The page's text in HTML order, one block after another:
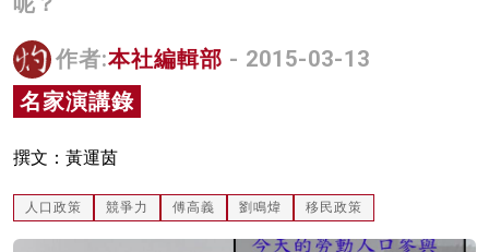
灼見活動
關於我們
作者:本社編輯部 - 2015-03-13
名家演講錄
撰文：黃運茵
人口政策 競爭力 傅高義 劉鳴煒 移民政策